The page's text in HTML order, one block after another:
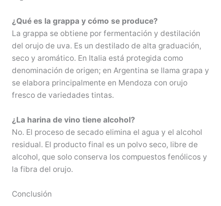
¿Qué es la grappa y cómo se produce?
La grappa se obtiene por fermentación y destilación
del orujo de uva. Es un destilado de alta graduación,
seco y aromático. En Italia está protegida como
denominación de origen; en Argentina se llama grapa y
se elabora principalmente en Mendoza con orujo
fresco de variedades tintas.
¿La harina de vino tiene alcohol?
No. El proceso de secado elimina el agua y el alcohol
residual. El producto final es un polvo seco, libre de
alcohol, que solo conserva los compuestos fenólicos y
la fibra del orujo.
Conclusión